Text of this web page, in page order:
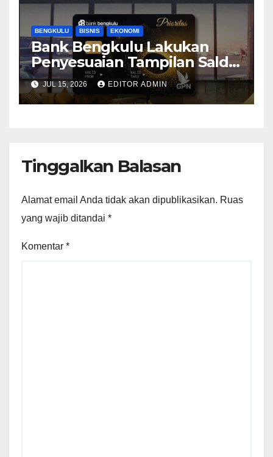
BENGKULU BISNIS EKONOMI
Bank Bengkulu Lakukan
Penyesuaian Tampilan Saldo
Efektif, Perkuat Komitmen
Peningkatan Layanan
Nasabah
JUL 15, 2026 EDITOR ADMIN
Tinggalkan Balasan
Alamat email Anda tidak akan dipublikasikan. Ruas
yang wajib ditandai *
Komentar *